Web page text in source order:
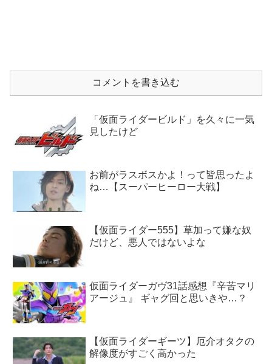
コメントを書き込む
「仮面ライダービルド」を久々に一気
見したけど
お前がラスボスかよ！って皆思ったよ
ね…【スーパーヒーロー大戦】
【仮面ライダー555】草加って嫌な奴
だけど、悪人ではないよな
仮面ライダーガヴ31話感想『辛苦マリ
アージュ』 ギャグ回と思いきや…？
【仮面ライダーギーツ】厄介オタクの
解像度がすごく高かった